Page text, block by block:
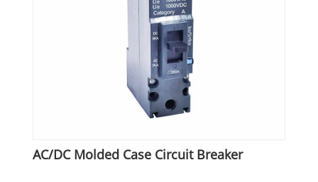
AC/DC Molded Case Circuit Breaker